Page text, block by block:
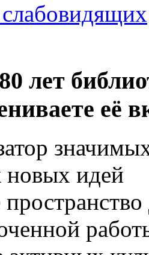
лет
её
новых идей